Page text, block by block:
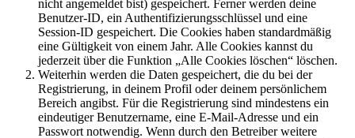
nicht angemeldet bist) gespeichert. Ferner werden deine
Benutzer-ID, ein Authentifizierungsschlüssel und eine
Session-ID gespeichert. Die Cookies haben standardmäßig
eine Gültigkeit von einem Jahr. Alle Cookies kannst du
jederzeit über die Funktion „Alle Cookies löschen“ löschen.
Weiterhin werden die Daten gespeichert, die du bei der
Registrierung, in deinem Profil oder deinem persönlichem
Bereich angibst. Für die Registrierung sind mindestens ein
eindeutiger Benutzername, eine E-Mail-Adresse und ein
Passwort notwendig. Wenn durch den Betreiber weitere